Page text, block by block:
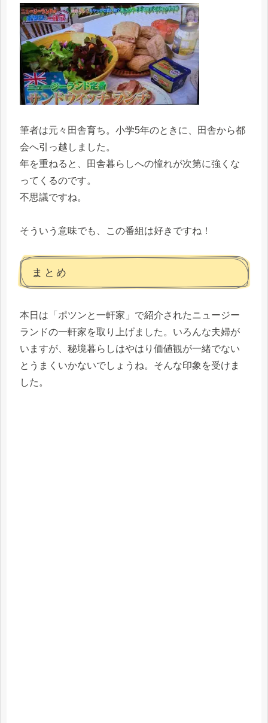
筆者は元々田舎育ち。小学5年のときに、田舎から都
会へ引っ越しました。
年を重ねると、田舎暮らしへの憧れが次第に強くな
ってくるのです。
不思議ですね。
そういう意味でも、この番組は好きですね！
まとめ
本日は「ポツンと一軒家」で紹介されたニュージー
ランドの一軒家を取り上げました。いろんな夫婦が
いますが、秘境暮らしはやはり価値観が一緒でない
とうまくいかないでしょうね。そんな印象を受けま
した。